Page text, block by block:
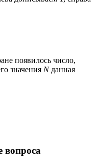
появилось число,
значения Nданная
вопроса